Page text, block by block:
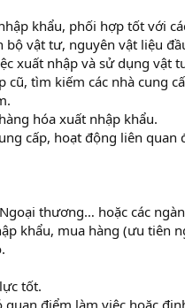
khẩu, phối hợp tốt với
vật tư, nguyên vật liệu
xuất nhập và sử dụng vật
tìm kiếm các nhà cung
hóa xuất nhập khẩu.
cấp, hoạt động liên quan
thương… hoặc các
khẩu, mua hàng (ưu tiên
tốt.
điểm làm việc hoặc